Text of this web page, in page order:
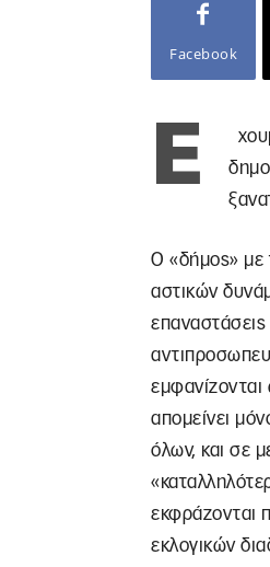
Facebook
Έ
Ο «δήμος» με
αστικών
επαναστάσεις
απομείνει
όλων, και σε
εκφράζονται
εκλογικών